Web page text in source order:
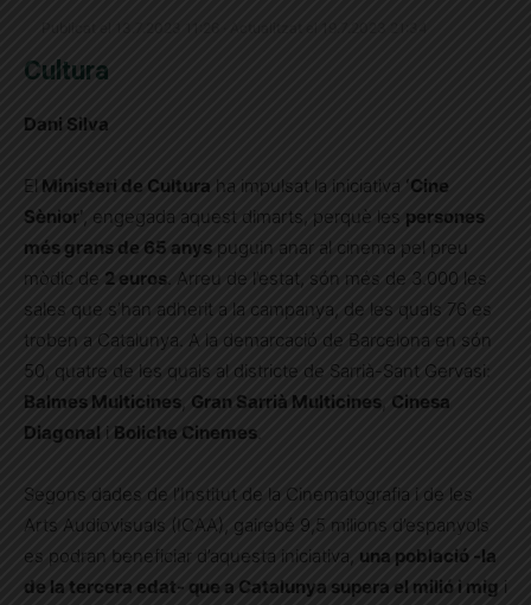
Cultura
Dani Silva
El Ministeri de Cultura ha impulsat la iniciativa ‘Cine
Sènior’ , engegada aquest dimarts, perquè les persones
més grans de 65 anys puguin anar al cinema pel preu
mòdic de 2 euros. Arreu de l’estat, són més de 3.000 les
sales que s’han adherit a la campanya, de les quals 76 es
troben a Catalunya. A la demarcació de Barcelona en són
50, quatre de les quals al districte de Sarrià-Sant Gervasi:
Balmes Multicines Gran Sarrià Multicines
Cinesa
Diagonal i Boliche Cinemes
Segons dades de l’Institut de la Cinematografia i de les
Arts Audiovisuals (ICAA), gairebé 9,5 milions d’espanyols
es podran beneficiar d’aquesta iniciativa, una població -la
de la tercera edat- que a Catalunya supera el milió i mig i